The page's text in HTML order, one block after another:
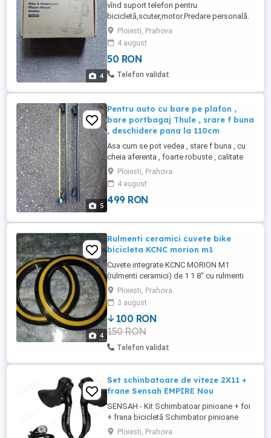
4
vînd suport telefon pentru
bicicletă,scuter,motor.Predare personală.
Ploiesti, Prahova
4 august
50 RON
Telefon validat
5
Pentru auto cu bare pe plafon ,
bare portbagaj Thule , srare f buna
, deschidere pana la 110cm
Asa cum se pot vedea , stare f buna , cu
cheia aferenta , foarte robuste , calitate
suedeza Thule , pret fix , ms In tara le trimit
doar platite in avans sau ptr cei mai "
sceptici " pe baza de avans !
Ploiesti, Prahova
4 august
499 RON
4
Rulmenti ceramici cuvete bike
bicicleta KCNC morion m1
Cuvete integrate KCNC MORION M1
(rulmenti ceramici) de 1 1 8" cu rulmenti
ceramici inchisi la doar 39.2 grame (capac
si surub inclus!) Rulmenti: 41mm x45 Ti-
DLC Ceramic Greutate: 39.2 gr (capac si
surub inclus!) Probabil cele mai usoare
cuvete de acest gen!
Ploiesti, Prahova
3 august
100 RON
150 RON
Telefon validat
Set schinbatoare de viteze 2X11 +
frane Sensah EMPIRE Nou
SENSAH - Kit Schimbatoar pinioane + foi
+ frana bicicletă Schimbator pinioane
Schimbator foi Manete de schimbare
Ploiesti, Prahova